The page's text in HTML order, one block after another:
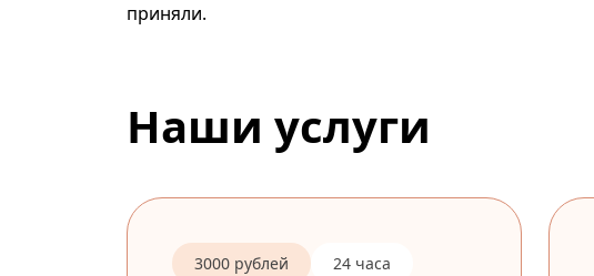
приняли.
Наши услуги
3000 рублей 24 часа